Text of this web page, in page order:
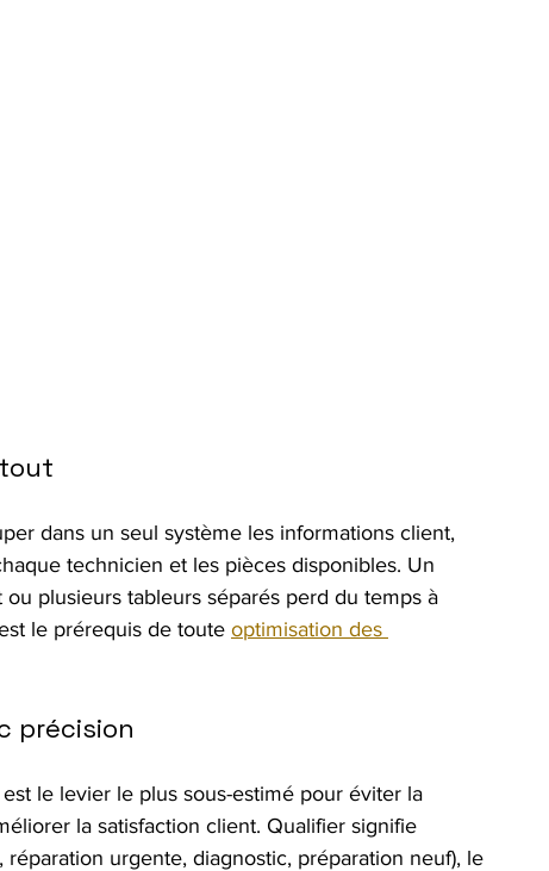
dans un seul système les informations client,
technicien et les pièces disponibles. Un
plusieurs tableurs séparés perd du temps à
le prérequis de toute optimisation des
précision
est le levier le plus sous-estimé pour éviter la
la satisfaction client. Qualifier signifie
urgente, diagnostic, préparation neuf), le